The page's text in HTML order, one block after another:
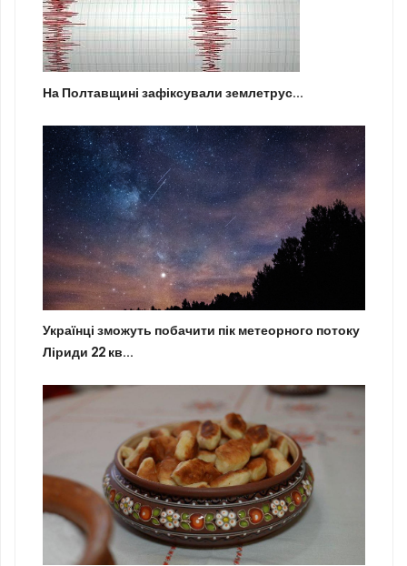
На Полтавщині зафіксували землетрус...
Українці зможуть побачити пік метеорного потоку
Ліриди 22 кв...